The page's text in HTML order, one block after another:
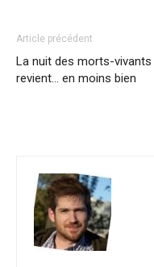
Article précédent
La nuit des morts-vivants
revient… en moins bien